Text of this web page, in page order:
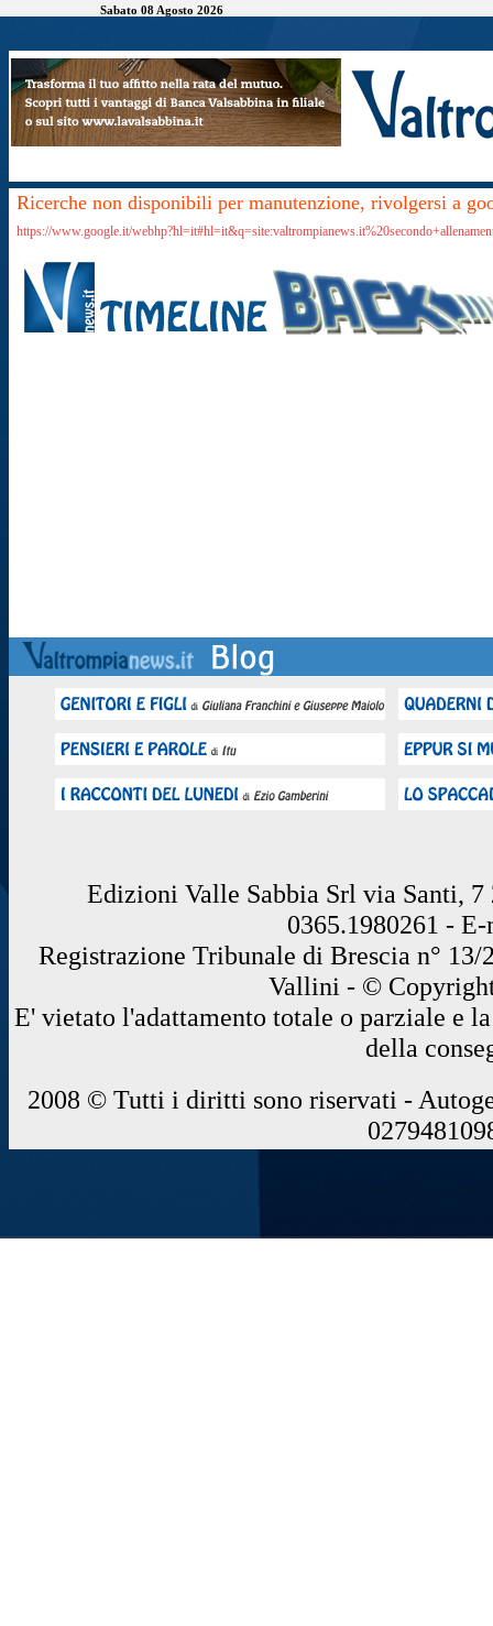
Sabato 08 Agosto 2026
Ricerche non disponibili per manutenzione, rivolgersi a
https://www.google.it/
Edizioni Valle Sabbia Srl via Santi, 7
0365.1980261 -
Registrazione Tribunale di Brescia n°
Vallini - ©
E' vietato l'adattamento totale o parziale e
della
2008 © Tutti i diritti sono riservati -